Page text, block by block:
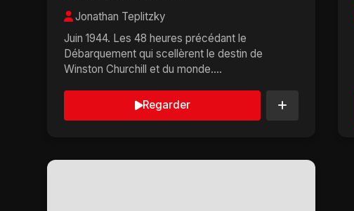
Jonathan Teplitzky
Juin 1944. Les 48 heures précédant le
Débarquement qui scellèrent le destin de
Winston Churchill et du monde....
Regarder